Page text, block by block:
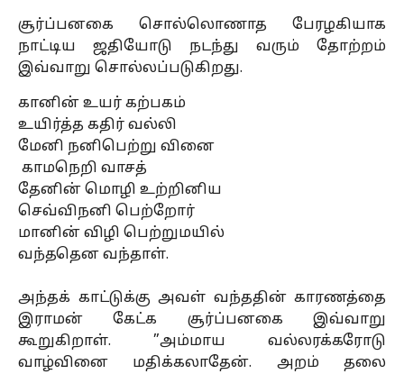
சூர்ப்பனகை சொல்லொணாத பேரழகியாக
நாட்டிய ஜதியோடு நடந்து வரும் தோற்றம்
இவ்வாறு சொல்லப்படுகிறது.
கானின் உயர் கற்பகம்
உயிர்த்த கதிர் வல்லி
மேனி நனிபெற்று வினை
காமநெறி வாசத்
தேனின் மொழி உற்றினிய
செவ்விநனி பெற்றோர்
மானின் விழி பெற்றுமயில்
வந்ததென வந்தாள்.
அந்தக் காட்டுக்கு அவள் வந்ததின் காரணத்தை
இராமன் கேட்க சூர்ப்பனகை இவ்வாறு
கூறுகிறாள். ”அம்மாய வல்லரக்கரோடு
வாழ்வினை மதிக்கலாதேன். அறம் தலை